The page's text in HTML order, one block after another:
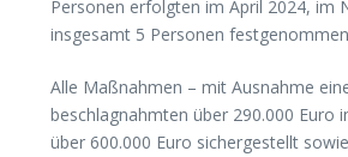
Personen erfolgten im April 2024, im
insgesamt 5 Personen
Alle Maßnahmen – mit Ausnahme
beschlagnahmten über 290.000 Euro
über 600.000 Euro sichergestellt